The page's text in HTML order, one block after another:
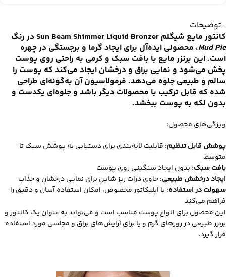
توضیحات
کانتور مایع شیگلم Sun Beam Shimmer Liquid Bronzer
در رنگ
Mud Pie، محصولی ایده‌آل برای ایجاد گرما و برجستگی در چهره
است. این برنزر مایع با بافت سبک و کرمی به راحتی روی پوست
پخش می‌شود و نمایی براق و درخشان ایجاد می‌کند که پوست را
سالم و طبیعی جلوه می‌دهد. فرمولاسیون آن به‌گونه‌ای طراحی
شده که قابل ترکیب با محصولات دیگر باشد و جلوه‌ای یکدست و
بدون لکه به پوست ببخشد.
ویژگی‌های محصول:
پوشش قابل تنظیم: قابلیت لایه‌بندی برای دستیابی به پوشش سبک تا
متوسط
بافت سبک: بدون ایجاد سنگینی روی پوست
ایجاد درخشش طبیعی: حاوی ذرات ریز شاین برای نمایی درخشان و جذاب
سهولت در استفاده: با اپلیکاتور مخصوص، امکان استفاده آسان و دقیق را
فراهم می‌کند
این محصول برای انواع پوست مناسب است و می‌تواند به عنوان یک کانتور و
برنزر طبیعی در روزهای گرم و یا برای آرایش‌های براق و مجلسی مورد استفاده
قرار گیرد.